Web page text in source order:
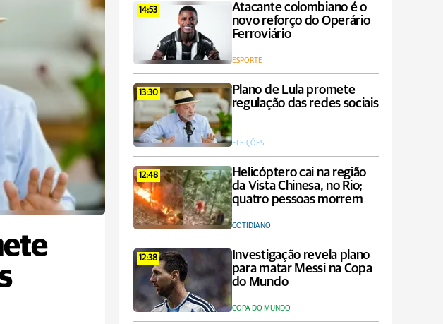
14:53
Atacante colombiano é o
novo reforço do Operário
Ferroviário
ESPORTE
13:30
Plano de Lula promete
regulação das redes sociais
ELEIÇÕES
12:48
Helicóptero cai na região
da Vista Chinesa, no Rio;
quatro pessoas morrem
COTIDIANO
12:38
Investigação revela plano
para matar Messi na Copa
do Mundo
COPA DO MUNDO